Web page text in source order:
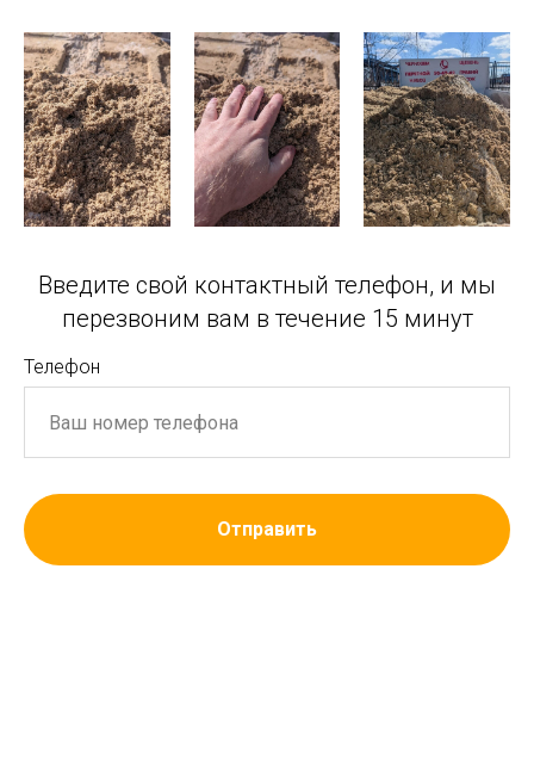
Введите свой контактный телефон, и мы
перезвоним вам в течение 15 минут
Телефон
Отправить